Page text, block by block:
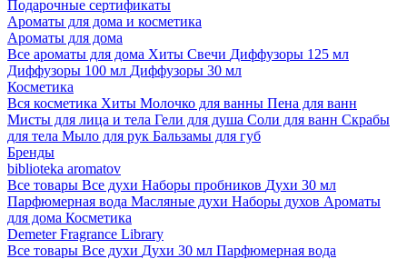
Подарочные сертификаты
Ароматы для дома и косметика
Ароматы для дома
Все ароматы для дома Хиты Свечи Диффузоры 125 мл
Диффузоры 100 мл Диффузоры 30 мл
Косметика
Вся косметика Хиты Молочко для ванны Пена для ванн
Мисты для лица и тела Гели для душа Соли для ванн Скрабы
для тела Мыло для рук Бальзамы для губ
Бренды
biblioteka aromatov
Все товары Все духи Наборы пробников Духи 30 мл
Парфюмерная вода Масляные духи Наборы духов Ароматы
для дома Косметика
Demeter Fragrance Library
Все товары Все духи Духи 30 мл Парфюмерная вода